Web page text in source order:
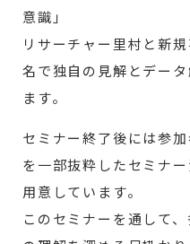
意識」
リサーチャー里村と新
名で独自の見解とデー
ます。
セミナー終了後には参
を一部抜粋したセミナ
用意しています。
このセミナーを通して